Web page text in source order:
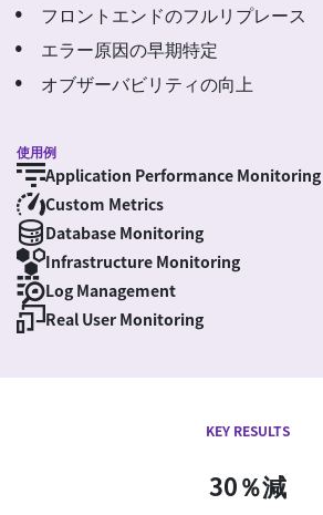
フロントエンドのフルリプレース
エラー原因の早期特定
オブザーバビリティの向上
使用例
Application Performance Monitoring
Custom Metrics
Database Monitoring
Infrastructure Monitoring
Log Management
Real User Monitoring
KEY RESULTS
30％減